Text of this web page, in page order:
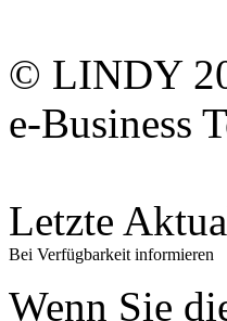
© LINDY
e-Business
Letzte
Bei Verfügbarkeit informieren
Wenn Sie